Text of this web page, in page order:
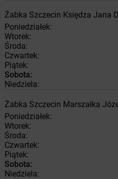
Żabka Szczecin Księdza Jana
Poniedziałek:
Wtorek:
Środa:
Czwartek:
Piątek:
Sobota:
Niedziela:
Żabka Szczecin Marszałka
Poniedziałek:
Wtorek:
Środa:
Czwartek:
Piątek:
Sobota:
Niedziela: